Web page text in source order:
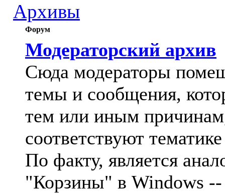
Архивы
Форум
Модераторский архив
Сюда модераторы
темы и сообщения,
тем или иным
соответствуют
По факту, является
"Корзины" в Windows --